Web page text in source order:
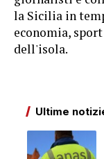
la Sicilia in
economia,
dell'isola.
Ultime